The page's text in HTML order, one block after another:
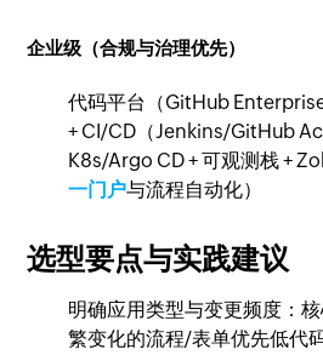
企业级（合规与治理优先）
代码平台（GitHub
+ CI/CD（Jenkins/GitHub
K8s/Argo CD + 可观测栈 +
一门户与流程自动化）
选型要点与实践建议
明确应用类型与变更频度：
繁变化的流程/表单优先低代码